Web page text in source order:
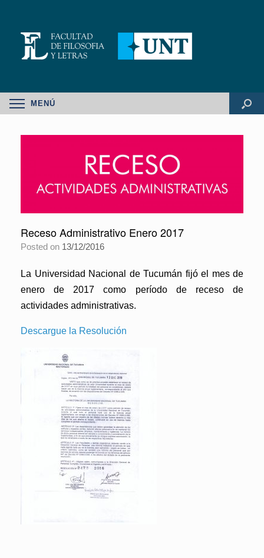
MENÚ
Receso Administrativo Enero 2017
Posted on 13/12/2016
La Universidad Nacional de Tucumán fijó el mes de
enero de 2017 como período de receso de
actividades administrativas.
Descargue la Resolución